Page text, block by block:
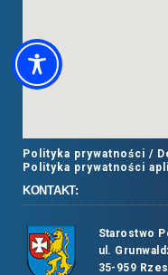
Polityka prywatności /
Polityka prywatności
KONTAKT:
Starostwo
ul.
35-959